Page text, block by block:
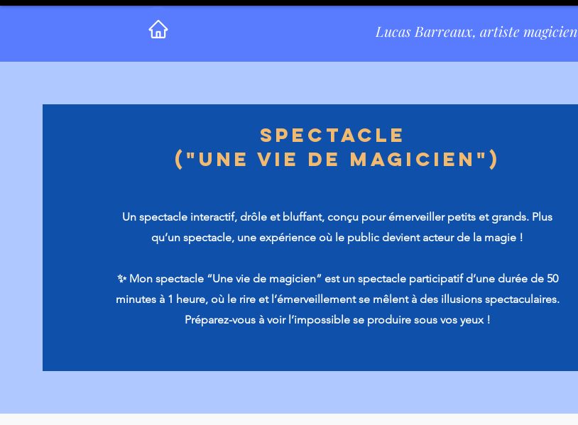
Lucas Barreaux, artiste magicien
Spectacle
"Une vie de magicien"
Spectacle
("Une vie de magicien")
Un spectacle interactif, drôle et bluffant, conçu pour émerveiller petits et grands. Plus
qu’un spectacle, une expérience où le public devient acteur de la magie !
✨ Mon spectacle “Une vie de magicien” est un spectacle participatif d’une durée de 50
minutes à 1 heure, où le rire et l’émerveillement se mêlent à des illusions spectaculaires.
Préparez-vous à voir l’impossible se produire sous vos yeux !